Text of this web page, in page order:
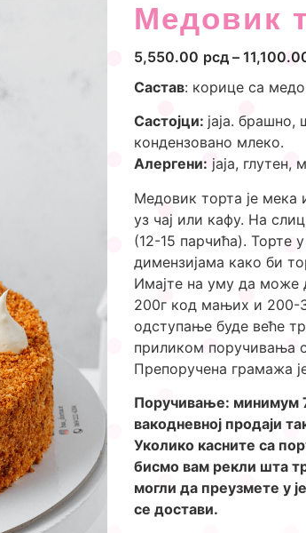
Медовик
5,550.00 рсд –
Састав: корице са
Састојци: јаја.
кондензовано млеко.
Алергени: јаја,
Медовик торта је мека
уз чај или кафу. На
(12-15 парчића). Торте
димензијама како би
Имајте на уму да
200г код мањих и 200-
одступање буде веће
приликом поручивања
Препоручена грамажа
Поручивање: минимум
вакодневној продаји
Уколико касните са
бисмо вам рекли шта
могли да преузмете у
се достави.